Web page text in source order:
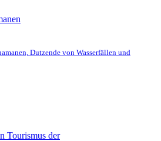
Dutzende von Wasserfällen und
Tourismus der